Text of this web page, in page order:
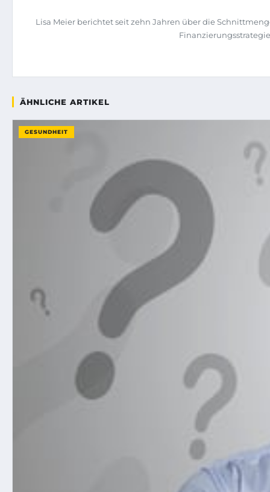
Lisa Meier berichtet seit zehn Jahren über die
ÄHNLICHE ARTIKEL
GESUNDHEIT